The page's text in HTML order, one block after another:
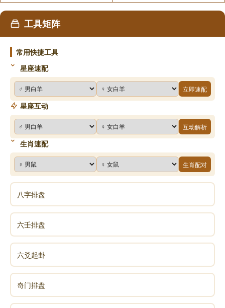
2、水陆法会的功德何在
水陆法会以众缘共同成就，发一善心随喜参与，就有
无量的不可思议功德存在;功德其实贵在一念的虔诚，能
够不为一己而为一切众生，其所发的愿心愈是广大，功
德愈是不可限量。
3、水陆法会的特点有哪些
水陆法会有三大特点：一是时间长，多则四十九天，
少则七天，最少也有三天：二是规模大，参加的僧人可
多达千人;三是法事全，凡佛教各种常见法事无不包括在
内，还要悬挂多则两百余幅，少则一百二十幅“水陆
画”。水陆画分为三类，一是诸佛菩萨，诸天、明王、罗
汉，护法神等;二是诸神祇，如三清、十二真君、五岳，
二十八宿、列曜、六丁六甲、八仙等;三是龙王、阎王、
六道中旁生、饿鬼和鬼王等。法会悬挂那些画，就代表
要召请那些“尊神”，法会后，再将画幅取下收好。这是
水陆法会专用的佛事人物画，平时一般法会不会悬挂出
来。
另外，在水陆法会七天佛事中，约有上百首的散套曲
注：佛光寺、易德轩于10月份在梅州佛光寺举办第二
工具矩阵
常用快捷工具
星座速配
立即速配
星座互动
互动解析
生肖速配
生肖配对
八字排盘
六壬排盘
六爻起卦
奇门排盘